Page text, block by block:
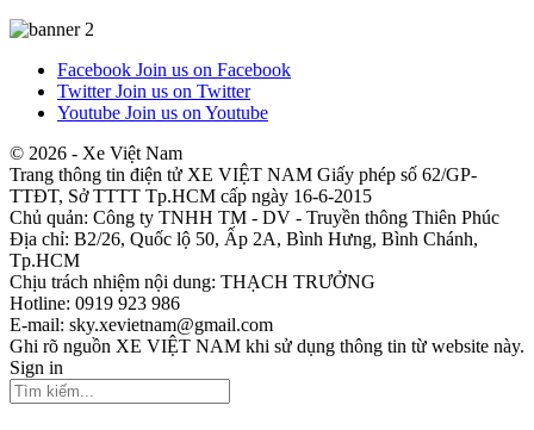
Facebook Join us on Facebook
Twitter Join us on Twitter
Youtube Join us on Youtube
© 2026 - Xe Việt Nam
Trang thông tin điện tử XE VIỆT NAM Giấy phép số 62/GP-
TTĐT, Sở TTTT Tp.HCM cấp ngày 16-6-2015
Chủ quản: Công ty TNHH TM - DV - Truyền thông Thiên Phúc
Địa chỉ: B2/26, Quốc lộ 50, Ấp 2A, Bình Hưng, Bình Chánh,
Tp.HCM
Chịu trách nhiệm nội dung: THẠCH TRƯỞNG
Hotline: 0919 923 986
E-mail: sky.xevietnam@gmail.com
Ghi rõ nguồn XE VIỆT NAM khi sử dụng thông tin từ website này.
Sign in